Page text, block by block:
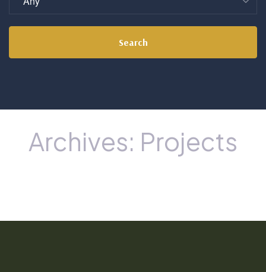
Search
Archives: Projects